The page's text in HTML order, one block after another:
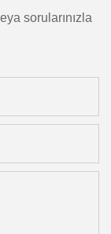
sorularınızla